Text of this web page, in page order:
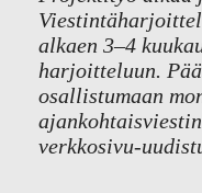
alkaen 3–4
harjoitteluun.
osallistumaan
verkkosivu-